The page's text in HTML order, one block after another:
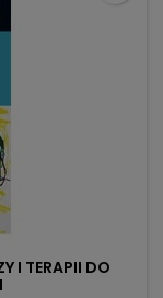
I TERAPII DO